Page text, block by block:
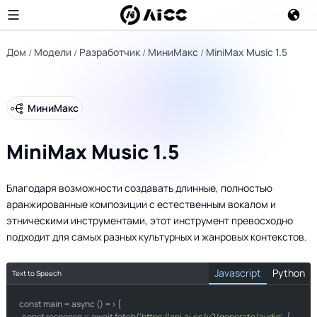
Дом Модели Разработчик МиниМакс MiniMax Music 1.5
МиниМакс
MiniMax Music 1.5
Благодаря возможности создавать длинные, полностью
аранжированные композиции с естественным вокалом и
этническими инструментами, этот инструмент превосходно
подходит для самых разных культурных и жанровых контекстов.
Text to Speech Javascript Python
const main = async () => {
import